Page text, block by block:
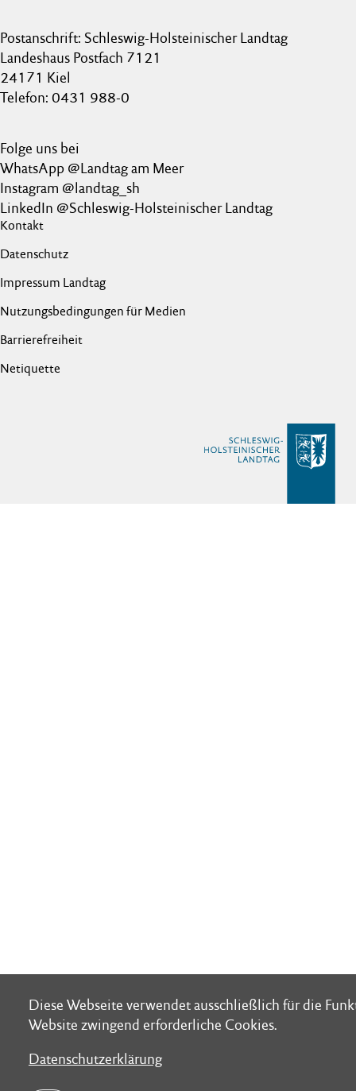
Diese Webseite verwendet ausschließlich für die
Website zwingend erforderliche Cookies.
Datenschutzerklärung
Diese Webseite verwendet ausschließlich für die
Website zwingend erforderliche Cookies.
Datenschutzerklärung
Postanschrift: Schleswig-Holsteinischer Landtag
Landeshaus Postfach 7121
24171 Kiel
Telefon: 0431 988-0
Folge uns bei
WhatsApp @Landtag am Meer
Instagram @landtag_sh
LinkedIn @Schleswig-Holsteinischer Landtag
Kontakt
Datenschutz
Impressum Landtag
Nutzungsbedingungen für Medien
Barrierefreiheit
Netiquette